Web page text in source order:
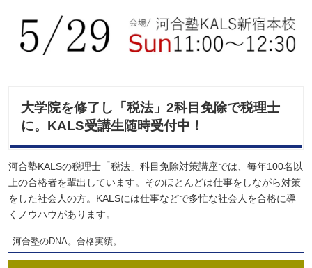
大学院を修了し「税法」2科目免除で税理士
に。KALS受講生随時受付中！
河合塾KALSの税理士「税法」科目免除対策講座では、毎年100名以
上の合格者を輩出しています。そのほとんどは仕事をしながら対策
をした社会人の方。KALSには仕事などで多忙な社会人を合格に導
くノウハウがあります。
河合塾のDNA。合格実績。